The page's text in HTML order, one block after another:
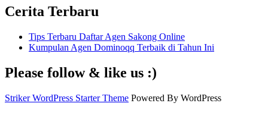
Cerita Terbaru
Tips Terbaru Daftar Agen Sakong Online
Kumpulan Agen Dominoqq Terbaik di Tahun Ini
Please follow & like us :)
Striker WordPress Starter Theme Powered By WordPress